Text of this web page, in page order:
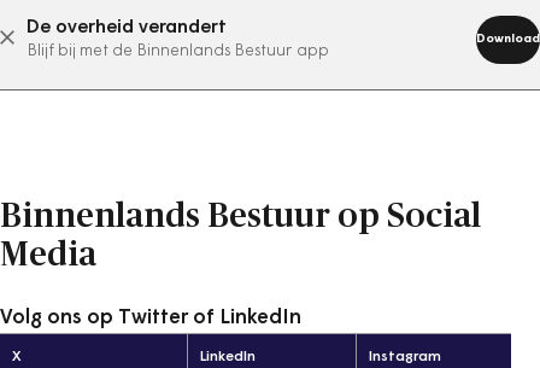
De overheid verandert
Blijf bij met de Binnenlands Bestuur app
Download
abonneer nu
Binnenlands Bestuur op Social
Media
Volg ons op Twitter of LinkedIn
X LinkedIn Instagram